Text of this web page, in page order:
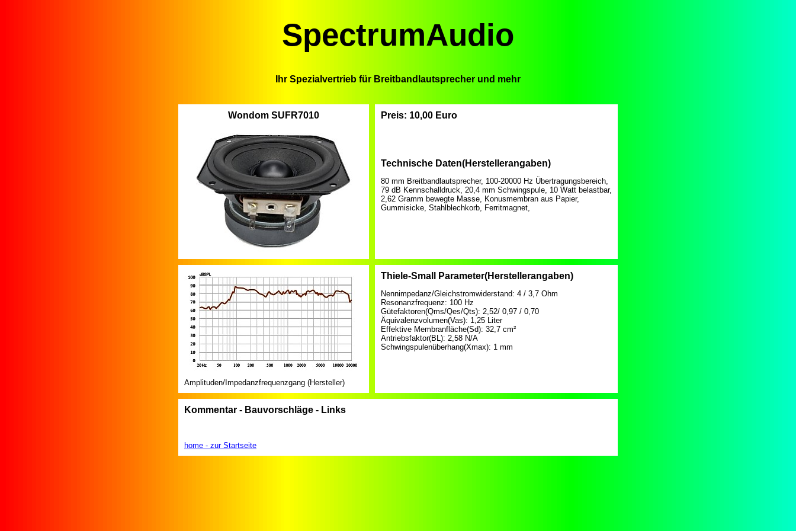
SpectrumAudio
Ihr Spezialvertrieb für Breitbandlautsprecher und mehr
Wondom SUFR7010 Preis: 10,00 Euro
Technische Daten(Herstellerangaben)
80 mm Breitbandlautsprecher, 100-20000 Hz Übertragungsbereich,
79 dB Kennschalldruck, 20,4 mm Schwingspule, 10 Watt belastbar,
2,62 Gramm bewegte Masse, Konusmembran aus Papier,
Gummisicke, Stahlblechkorb, Ferritmagnet,
Amplituden/Impedanzfrequenzgang (Hersteller)
Thiele-Small Parameter(Herstellerangaben)
Nennimpedanz/Gleichstromwiderstand: 4 / 3,7 Ohm
Resonanzfrequenz: 100 Hz
Gütefaktoren(Qms/Qes/Qts): 2,52/ 0,97 / 0,70
Äquivalenzvolumen(Vas): 1,25 Liter
Effektive Membranfläche(Sd): 32,7 cm²
Antriebsfaktor(BL): 2,58 N/A
Schwingspulenüberhang(Xmax): 1 mm
Kommentar - Bauvorschläge - Links
home - zur Startseite